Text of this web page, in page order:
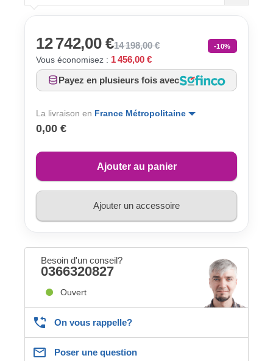
12 742,00 €14 198,00 € -10%
Vous économisez : 1 456,00 €
Payez en plusieurs fois avec
La livraison en France Métropolitaine
0,00 €
Ajouter au panier
Ajouter un accessoire
Besoin d'un conseil?
0366320827
Ouvert
On vous rappelle?
Poser une question